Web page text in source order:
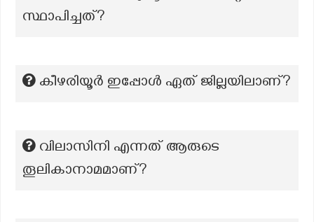
സ്ഥാപിച്ചത്?
കീഴരിയൂർ ഇപ്പോൾ ഏത് ജില്ലയിലാണ്?
വിലാസിനി എന്നത് ആരുടെ
തൂലികാനാമമാണ്?